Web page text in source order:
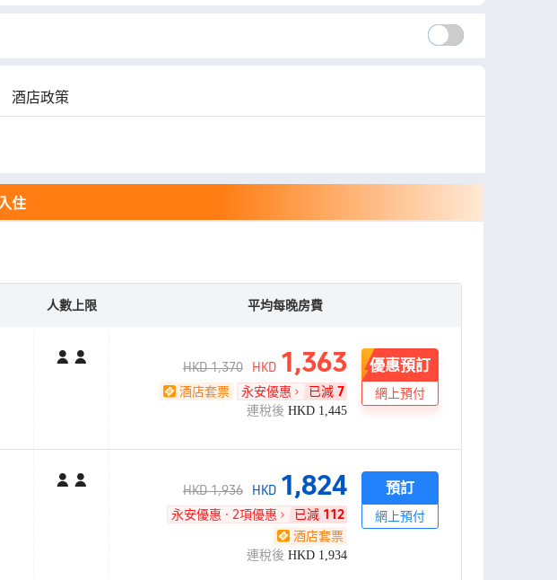
酒店政策
住
人數上限 平均每晚房費
HKD 1,370 HKD 1,363
酒店套票 永安優惠 已減 7
連稅後 HKD 1,445
優惠預訂
網上預付
HKD 1,936 HKD 1,824
酒店套票
永安優惠 · 2項優惠 已減 112
連稅後 HKD 1,934
預訂
網上預付